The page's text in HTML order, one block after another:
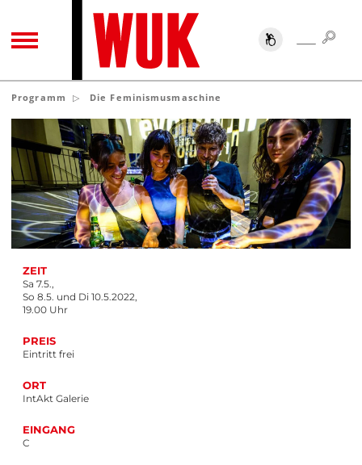
TOGGLE NAVIGATION SUCHE
Programm Die Feminismusmaschine
ZEIT
Sa 7.5.,
So 8.5. und Di 10.5.2022,
19.00 Uhr
PREIS
Eintritt frei
ORT
IntAkt Galerie
EINGANG
C